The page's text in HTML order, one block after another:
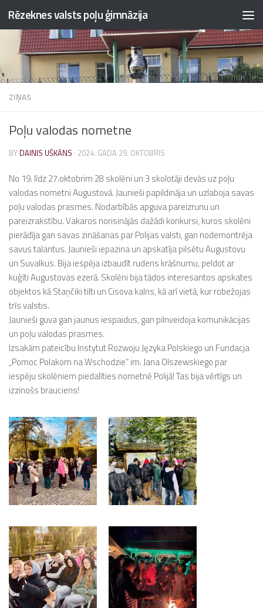
Skip to content
Rēzeknes valsts poļu ģimnāzija
ZIŅAS
Poļu valodas nometne
BY DAINIS UŠKĀNS · 2024. GADA 29. OKTOBRIS
No 19. līdz 27.oktobrim 28 skolēni un 3 skolotāji devās uz poļu
valodas nometni Augustovā. Jaunieši papildināja un uzlaboja savas
poļu valodas prasmes. Nodarbībās apguva pareizrunu un
pareizrakstību. Vakaros norisinājās dažādi konkursi, kuros skolēni
pierādīja gan savas zināšanas par Polijas valsti, gan nodemontrēja
savus talantus. Jaunieši iepazina un apskatīja pilsētu Augustovu
un Suvalkus. Bija iespēja izbaudīt rudens krāšnumu, peldot ar
kuģīti Augustovas ezerā. Skolēni bija tādos interesantos apskates
objektos kā Staņčiki tilti un Cisova kalns, kā arī vietā, kur robežojas
trīs valstis.
Jaunieši guva gan jaunus iespaidus, gan pilnveidoja komunikācijas
un poļu valodas prasmes.
Izsakām pateicību Instytut Rozwoju Języka Polskiego un Fundacja
„Pomoc Polakom na Wschodzie” im. Jana Olszewskiego par
iespēju skolēniem piedalīties nometnē Polijā! Tas bija vērtīgs un
izzinošs brauciens!